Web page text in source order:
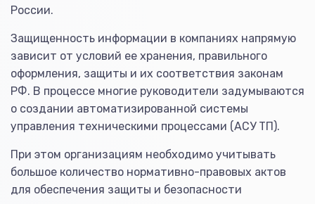
России.
Защищенность информации в компаниях напрямую
зависит от условий ее хранения, правильного
оформления, защиты и их соответствия законам
РФ. В процессе многие руководители задумываются
о создании автоматизированной системы
управления техническими процессами (АСУ ТП).
При этом организациям необходимо учитывать
большое количество нормативно-правовых актов
для обеспечения защиты и безопасности